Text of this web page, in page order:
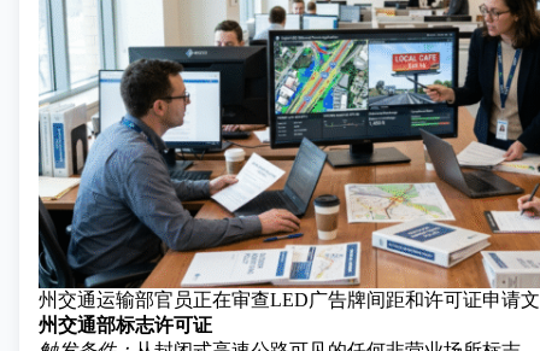
州交通运输部官员正在审查LED广告牌间距和许可证申请
州交通部标志许可证